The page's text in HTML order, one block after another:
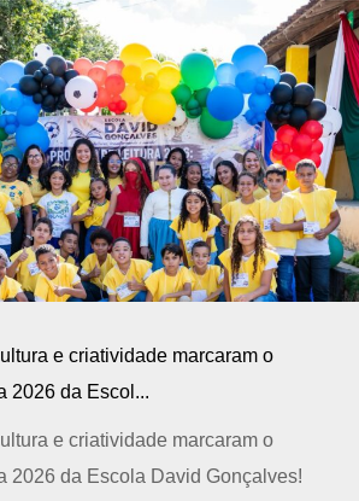
e criatividade marcaram o
2026 da Escol...
e criatividade marcaram o
2026 da Escola David Gonçalves!